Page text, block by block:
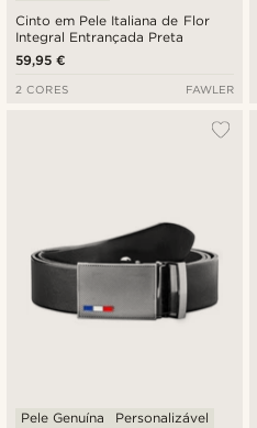
Cinto em Pele Italiana de Flor
Integral Entrançada Preta
59,95 €
2 CORES FAWLER
Pele Genuína Personalizável